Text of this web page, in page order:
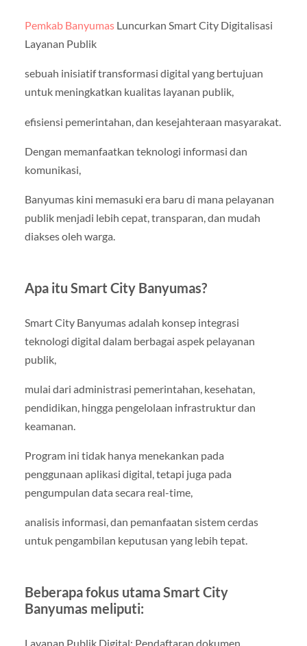
Pemkab BanyumasLuncurkan Smart City Digitalisasi
Layanan Publik
sebuah inisiatif transformasi digital yang bertujuan
untuk meningkatkan kualitas layanan publik,
efisiensi pemerintahan, dan kesejahteraan masyarakat.
Dengan memanfaatkan teknologi informasi dan
komunikasi,
Banyumas kini memasuki era baru di mana pelayanan
publik menjadi lebih cepat, transparan, dan mudah
diakses oleh warga.
Apa itu Smart City Banyumas?
Smart City Banyumas adalah konsep integrasi
teknologi digital dalam berbagai aspek pelayanan
publik,
mulai dari administrasi pemerintahan, kesehatan,
pendidikan, hingga pengelolaan infrastruktur dan
keamanan.
Program ini tidak hanya menekankan pada
penggunaan aplikasi digital, tetapi juga pada
pengumpulan data secara real-time,
analisis informasi, dan pemanfaatan sistem cerdas
untuk pengambilan keputusan yang lebih tepat.
Beberapa fokus utama Smart City
Banyumas meliputi:
Layanan Publik Digital: Pendaftaran dokumen,